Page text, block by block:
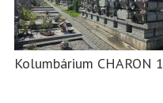
Kolumbárium CHARON 1